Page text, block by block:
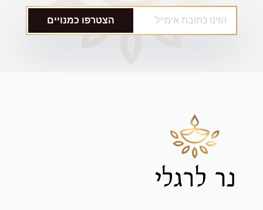
הצטרפו כמנויים